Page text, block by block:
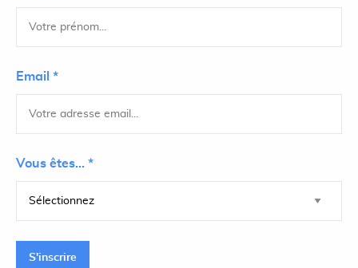
Email *
Vous êtes... *
S'inscrire